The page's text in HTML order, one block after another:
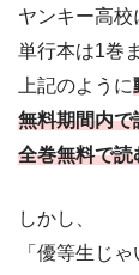
ヤンキー高
単行本は1巻
上記のように
無料期間内で
全巻無料で読
しかし、
「優等生じ